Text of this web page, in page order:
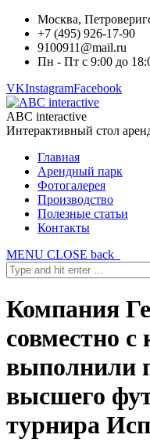
Москва,
+7 (495) 926-17-90
9100911@mail.ru
Пн - Пт с 9:00 до
VKInstagramFacebook
ABC interactive
Интерактивный стол
Главная
Арендный парк
Фотогалерея
Производство
Полезные статьи
Контакты
MENU CLOSE back
Компания
совместно
выполнили
высшего
турнира